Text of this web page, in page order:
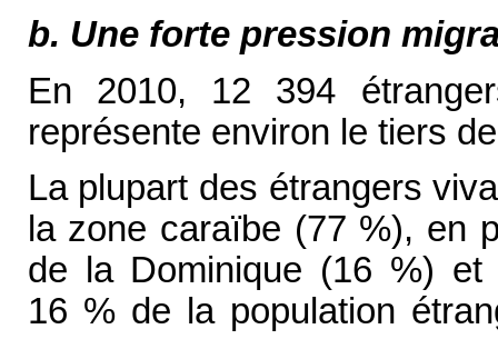
b. Une forte pression
En 2010, 12 394
représente environ le tiers
La plupart des étrangers
la zone caraïbe (77 %), en
de la Dominique (16 %) et
16 % de la population